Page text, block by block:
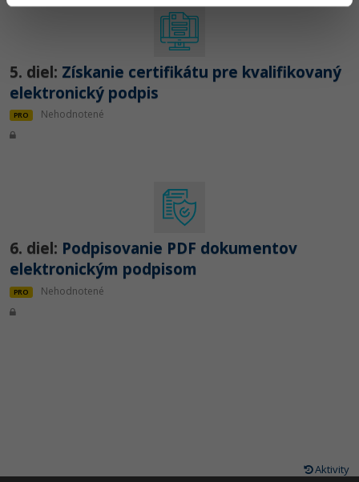
5. diel: Získanie certifikátu pre kvalifikovaný
elektronický podpis
PRO Nehodnotené
6. diel: Podpisovanie PDF dokumentov
elektronickým podpisom
PRO Nehodnotené
Aktivity